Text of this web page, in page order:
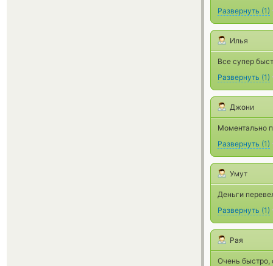
Развернуть (1)
Илья
Все супер
Развернуть (1)
Джони
Моментально
Развернуть (1)
Умут
Деньги
Развернуть (1)
Рая
Очень быстро,